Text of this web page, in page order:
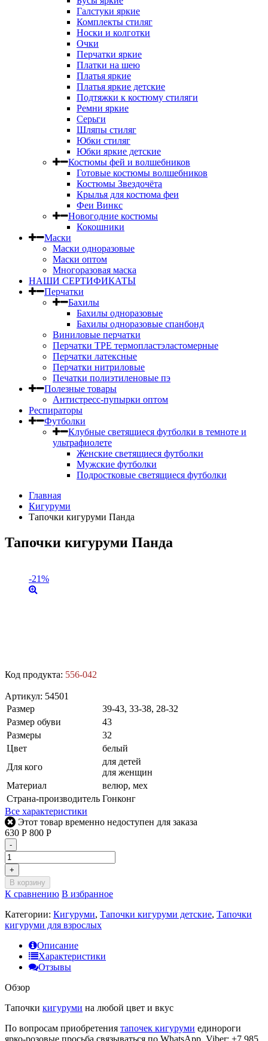
Галстуки яркие
Комплекты стиляг
Носки и колготки
Очки
Перчатки яркие
Платки на шею
Платья яркие
Платья яркие детские
Подтяжки к костюму стиляги
Ремни яркие
Серьги
Шляпы стиляг
Юбки стиляг
Юбки яркие детские
Костюмы фей и волшебников
Готовые костюмы волшебников
Костюмы Звездочёта
Крылья для костюма феи
Феи Винкс
Новогодние костюмы
Кокошники
Маски
Маски одноразовые
Маски оптом
Многоразовая маска
НАШИ СЕРТИФИКАТЫ
Перчатки
Бахилы
Бахилы одноразовые
Бахилы одноразовые спанбонд
Виниловые перчатки
Перчатки TPE термопластэластомерные
Перчатки латексные
Перчатки нитриловые
Печатки полиэтиленовые пэ
Полезные товары
Антистресс-пупырки оптом
Респираторы
Футболки
Клубные светящиеся футболки в темноте и
ультрафиолете
Женские светящиеся футболки
Мужские футболки
Подростковые светящиеся футболки
Главная
Кигуруми
Тапочки кигуруми Панда
Тапочки кигуруми Панда
-21%
Код продукта: 556-042
Артикул: 54501
Размер
39-43, 33-38, 28-32
Размер обуви
43
Размеры
32
Цвет
белый
Для кого
для детей
для женщин
Материал
велюр, мех
Страна-производитель Гонконг
Все характеристики
Этот товар временно недоступен для заказа
630 Р 800 Р
-
+
В корзину
К сравнению В избранное
Категории: Кигуруми, Тапочки кигуруми детские, Тапочки
кигуруми для взрослых
Описание
Характеристики
Отзывы
Обзор
Тапочки кигуруми на любой цвет и вкус
По вопросам приобретения тапочек кигуруми единороги
ярко-розовые просьба связываться по WhatsApp, Viber: +7 985